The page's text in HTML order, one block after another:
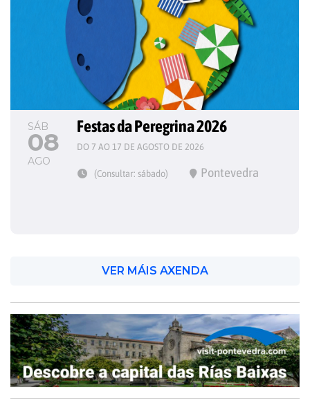
SÁB
08
AGO
Festas da Peregrina 2026
DO 7 AO 17 DE AGOSTO DE 2026
(Consultar: sábado) Pontevedra
VER MÁIS AXENDA